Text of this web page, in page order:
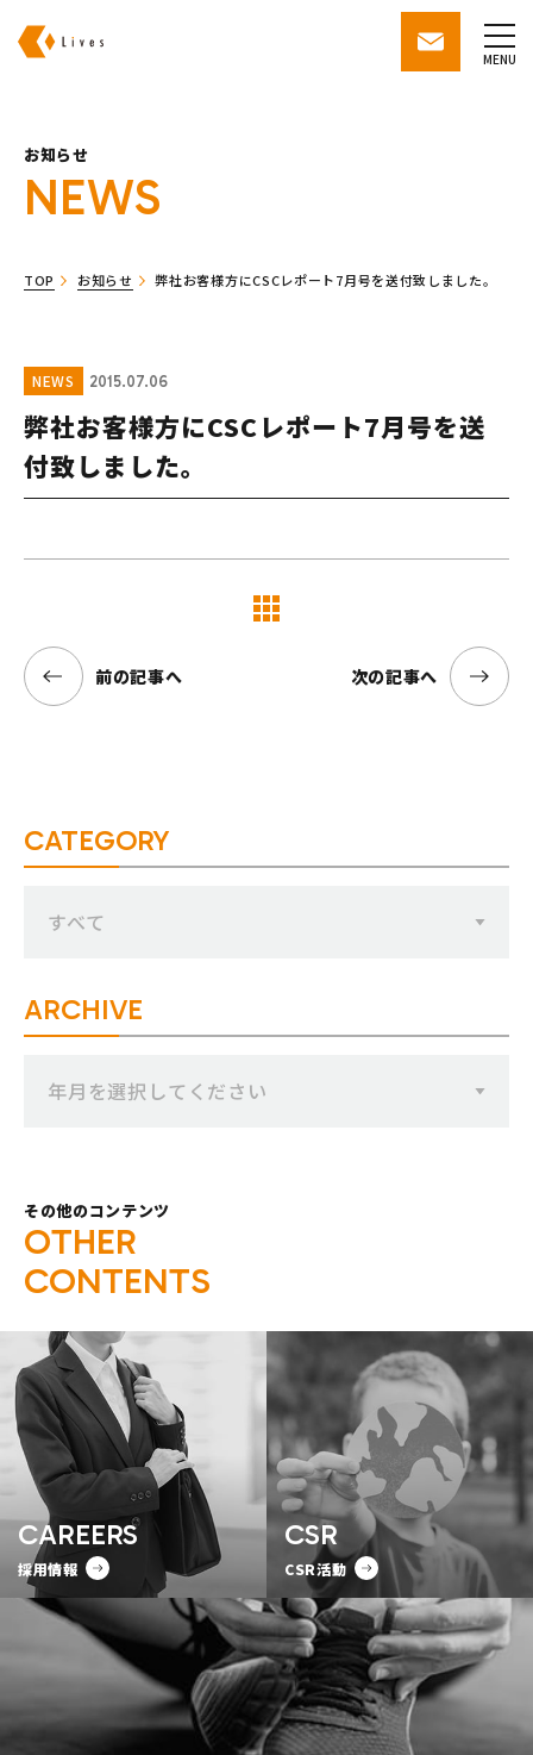
contactMENU
お知らせ
NEWS
TOP お知らせ 弊社お客様方にCSCレポート7月号を送付致しました。
NEWS 2015.07.06
弊社お客様方にCSCレポート7月号を送
付致しました。
前の記事へ 次の記事へ
CATEGORY
すべて
ARCHIVE
年月を選択してください
その他のコンテンツ
OTHER
CONTENTS
CAREERS
採用情報
CSR
CSR活動